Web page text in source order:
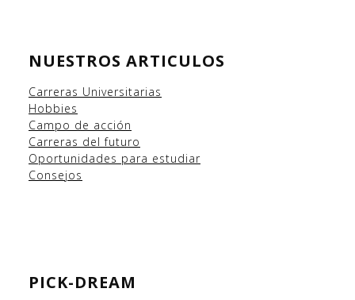
NUESTROS ARTICULOS
Carreras Universitarias
Hobbies
Campo de acción
Carreras del futuro
Oportunidades para estudiar
Consejos
PICK-DREAM